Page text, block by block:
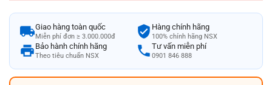
Giao hàng toàn quốc
Miễn phí đơn ≥ 3.000.000đ
Hàng chính hãng
100% chính hãng NSX
Bảo hành chính hãng
Theo tiêu chuẩn NSX
Tư vấn miễn phí
0901 846 888